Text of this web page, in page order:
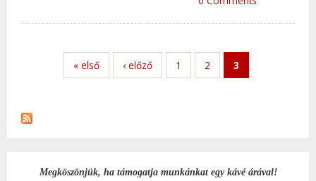
« első ‹ előző 1 2 3
Megköszönjük, ha támogatja munkánkat egy kávé árával!